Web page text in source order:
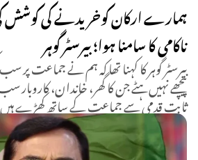
ہمارے ارکان کوخریدنے کی کوشش
ناکامی کا سامنا ہوا؛ بیرسٹر گوہر
بیرسٹر گوہر کا کہنا تھا کہ ہم نے جماعت پر
پیچھے نہیں ہٹے جن کا گھر، خاندان، کاروبار
ثابت قدمی سے جماعت کے ساتھ کھڑے ہیں